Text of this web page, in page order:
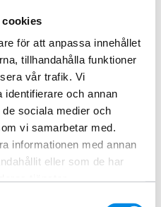
cookies
för att anpassa innehållet
tillhandahålla funktioner
vår trafik. Vi
identifierare och annan
sociala medier och
vi samarbetar med.
informationen med annan
eller som de har
Extraljusbåge Smallbar L200
2020+
ARTNR:821045
3 600kr
Inkl. moms
Lägg i varukorg